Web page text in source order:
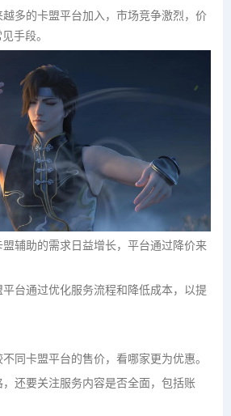
多的卡盟平台加入，市场竞争激烈，价
手段。
辅助的需求日益增长，平台通过降价来
台通过优化服务流程和降低成本，以提
同卡盟平台的售价，看哪家更为优惠。
还要关注服务内容是否全面，包括账